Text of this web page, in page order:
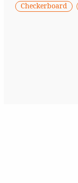
Checkerboard